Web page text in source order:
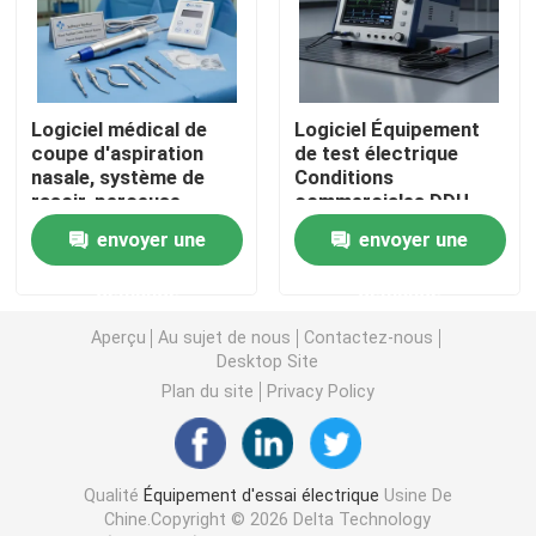
Équipement d'essai d'huile
Huile réutilisant la machine
équipement de test à haute tension
équipement d'essai de câble
Équipement d'essai de batterie
Caméra d'inspection de forage
Logiciel médical de
coupe d'aspiration
nasale, système de
rasoir, perceuse
chirurgicale,
conditions
commerciales Cit pour
envoyer une
Logiciel Équipement
de test électrique
Conditions
commerciales DDU
Paramètres de temps
de mesure prenant en
charge les processus
envoyer une
Aperçu Au sujet de nous
Contactez-nous
Desktop Site
Plan du site
Privacy Policy
Qualité Équipement d'essai électrique Usine De
Chine.Copyright © 2026 Delta Technology